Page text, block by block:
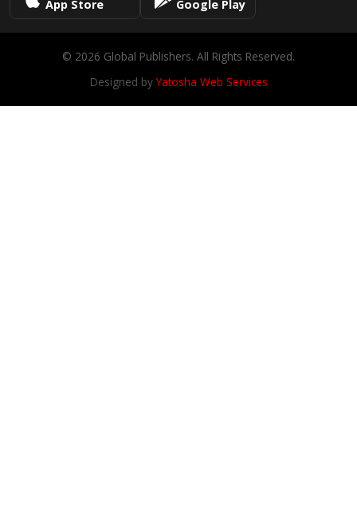
App Store Google Play
© 2026 Global Publishers. All Rights Reserved.
Designed byYatosha Web Services